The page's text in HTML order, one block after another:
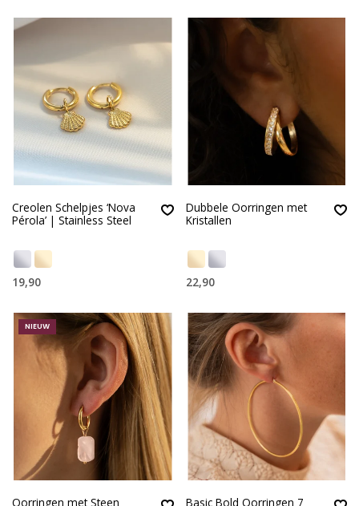
Creolen Schelpjes ‘Nova
Pérola’ | Stainless Steel
19,90
Dubbele Oorringen met
Kristallen
22,90
NIEUW
Oorringen met Steen
Basic Bold Oorringen 7